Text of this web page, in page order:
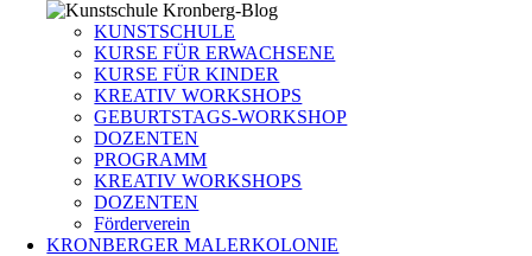
KUNSTSCHULE
KURSE FÜR ERWACHSENE
KURSE FÜR KINDER
KREATIV WORKSHOPS
GEBURTSTAGS-WORKSHOP
DOZENTEN
PROGRAMM
KREATIV WORKSHOPS
DOZENTEN
Förderverein
KRONBERGER MALERKOLONIE